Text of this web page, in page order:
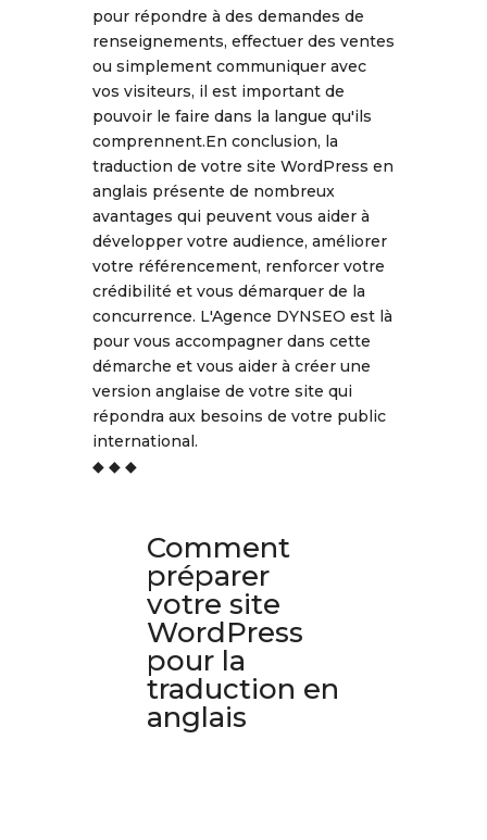
pour répondre à des demandes de
renseignements, effectuer des ventes
ou simplement communiquer avec
vos visiteurs, il est important de
pouvoir le faire dans la langue qu'ils
comprennent.En conclusion, la
traduction de votre site WordPress en
anglais présente de nombreux
avantages qui peuvent vous aider à
développer votre audience, améliorer
votre référencement, renforcer votre
crédibilité et vous démarquer de la
concurrence. L'Agence DYNSEO est là
pour vous accompagner dans cette
démarche et vous aider à créer une
version anglaise de votre site qui
répondra aux besoins de votre public
international.
◆ ◆ ◆
Comment
préparer
votre site
WordPress
pour la
traduction en
anglais